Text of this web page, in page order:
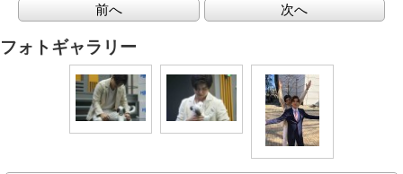
前へ 次へ
フォトギャラリー